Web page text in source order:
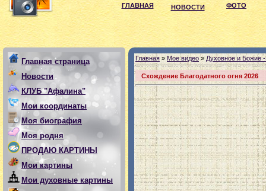
ГЛАВНАЯ НОВОСТИ ФОТО
Главная страница
Новости
КЛУБ "Афалина"
Мои координаты
Моя биография
Моя родня
ПРОДАЮ КАРТИНЫ
Мои картины
Мои духовные картины
Главная » Мое видео » Духовное и Божие -
Схождение Благодатного огня 2026